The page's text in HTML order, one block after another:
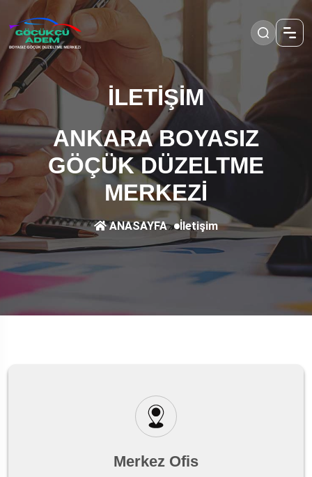
İLETİŞİM
ANKARA BOYASIZ
GÖÇÜK DÜZELTME
MERKEZİ
ANASAYFA İletişim
Merkez Ofis